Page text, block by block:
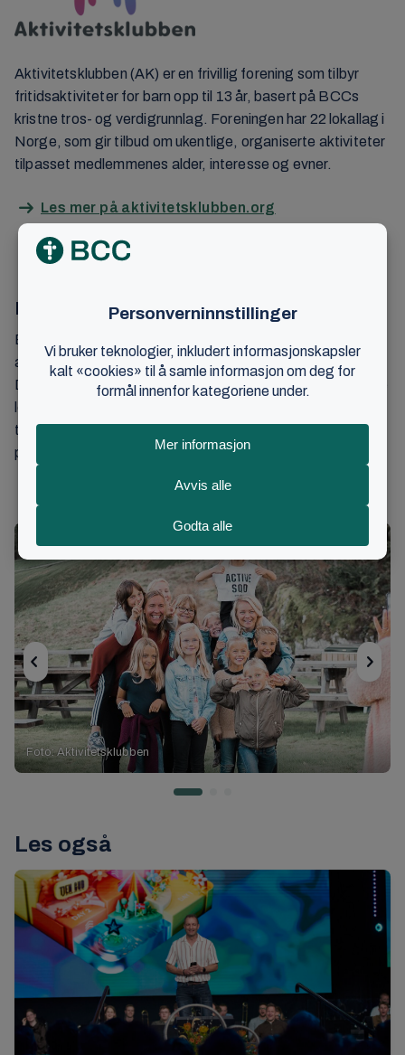
Aktivitetsklubben (AK) er en frivillig forening som tilbyr
fritidsaktiviteter for barn opp til 13 år, basert på BCCs
kristne tros- og verdigrunnlag. Foreningen har 22 lokallag i
Norge, som gir tilbud om ukentlige, organiserte aktiviteter
tilpasset medlemmenes alder, interesse og evner.
Les mer på aktivitetsklubben.org
Fellestjenester i BCC-forbundet
BCC-forbundets fellestjenester er en forening som er
assosiert medlem av forbundet, og yter tjenester internt.
Det vil si til sentralorganisasjonen, fellestiltak og nasjonale
ledd. Tjenestene kan ytes innen for eksempel IT,
tolketjenester, økonomi og HR for å effektivisere driften
på tvers av organisasjoner i BCC-forbundet.
Foto: Aktivitetsklubben
Les også